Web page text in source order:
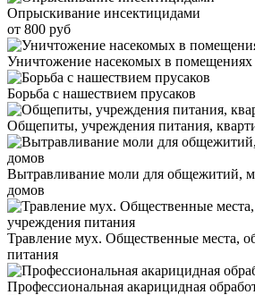
Опрыскивание инсектицидами
от 800 руб
Уничтожение насекомых в помещениях
Борьба с нашествием прусаков
Общепиты, учреждения питания,
Вытравливание моли для общежитий,
домов
Травление мух. Общественные места,
питания
Профессиональная акарицидная